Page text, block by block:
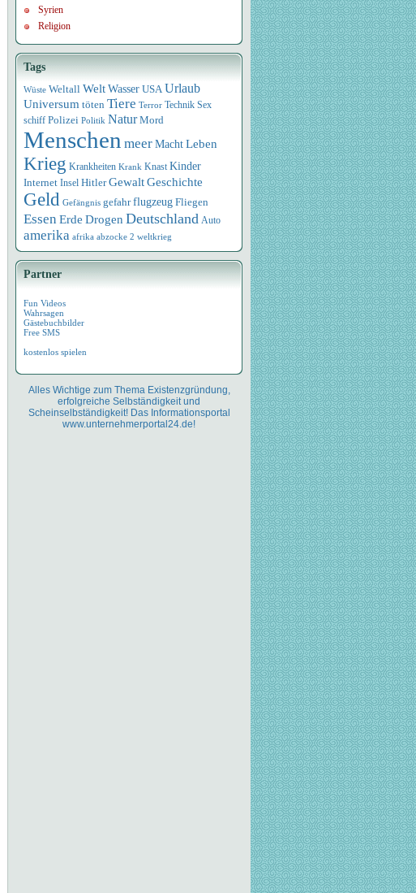
Syrien
Religion
Tags
Wüste Weltall WeltWasser USA Urlaub
Universum töten Tiere Terror Technik Sex
schiff Polizei Politik Natur Mord
Menschen meer Macht Leben
Krieg Krankheiten Krank Knast Kinder
Internet Insel Hitler GewaltGeschichte
Geld Gefängnis gefahr flugzeug Fliegen
Essen Erde Drogen Deutschland Auto
amerika afrika abzocke 2 weltkrieg
Partner
Fun Videos
Wahrsagen
Gästebuchbilder
Free SMS
kostenlos spielen
Alles Wichtige zum Thema Existenzgründung,
erfolgreiche Selbständigkeit und
Scheinselbständigkeit! Das Informationsportal
www.unternehmerportal24.de!